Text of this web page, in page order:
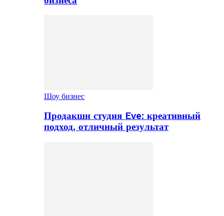
Шоу бизнес
Продакшн студия Eve: креативный
подход, отличный результат